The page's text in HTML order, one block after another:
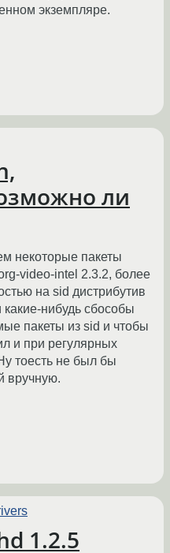
экземпляре.
ли
некоторые пакеты
video-intel 2.3.2, более
на sid дистрибутив
какие-нибудь сбособы
пакеты из sid и чтобы
и при регулярных
тоесть не был бы
вручную.
1.2.5